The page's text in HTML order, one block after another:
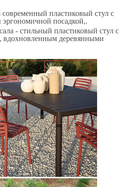
современный пластиковый стул с
посадкой,.
- стильный пластиковый стул с
вдохновленным деревянными